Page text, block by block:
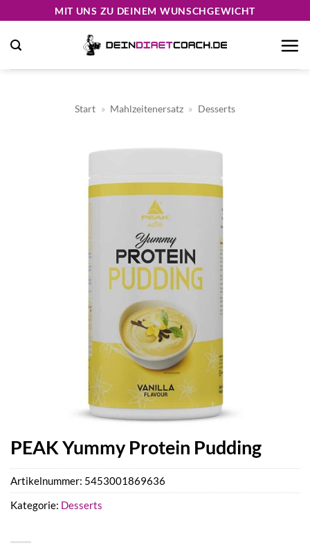
springen
MIT UNS ZU DEINEM WUNSCHGEWICHT
Start » Mahlzeitenersatz » Desserts
PEAK Yummy Protein Pudding
Artikelnummer: 5453001869636
Kategorie: Desserts